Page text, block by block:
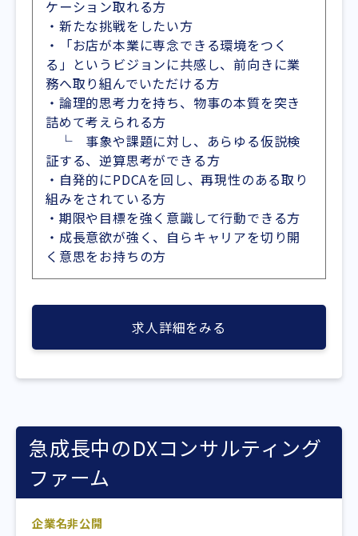
ケーション取れる方
・新たな挑戦をしたい方
・「お店が本業に専念できる環境をつく
る」というビジョンに共感し、前向きに業
務へ取り組んでいただける方
・論理的思考力を持ち、物事の本質を突き
詰めて考えられる方
└ 事象や課題に対し、あらゆる仮説検
証する、逆算思考ができる方
・自発的にPDCAを回し、再現性のある取り
組みをされている方
・期限や目標を強く意識して行動できる方
・成長意欲が強く、自らキャリアを切り開
く意思をお持ちの方
求人詳細をみる
急成長中のDXコンサルティング
ファーム
企業名非公開